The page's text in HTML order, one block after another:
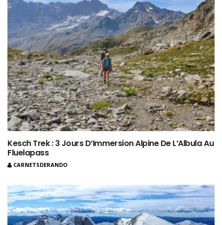
Kesch Trek : 3 Jours D’Immersion Alpine De L’Albula Au
Fluelapass
CARNETSDERANDO